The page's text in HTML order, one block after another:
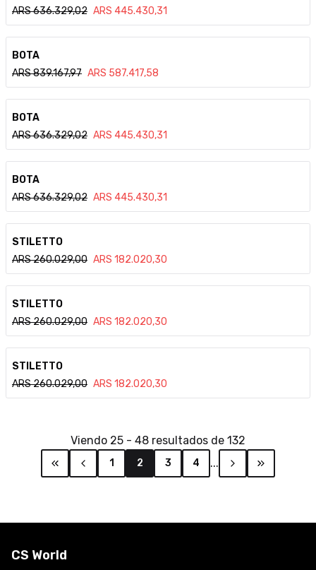
ARS636.329,02 ARS 445.430,31
BOTA
ARS839.167,97 ARS 587.417,58
BOTA
ARS636.329,02 ARS 445.430,31
BOTA
ARS636.329,02 ARS 445.430,31
STILETTO
ARS260.029,00 ARS 182.020,30
STILETTO
ARS260.029,00 ARS 182.020,30
STILETTO
ARS260.029,00 ARS 182.020,30
Viendo 25 - 48 resultados de 132
1 2 3 4 ...
CS World